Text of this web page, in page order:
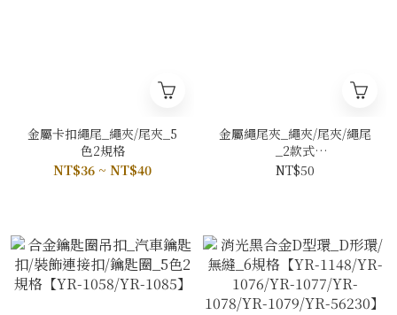
金屬卡扣繩尾_繩夾/尾夾_5
色2規格
NT$36 ~ NT$40
金屬繩尾夾_繩夾/尾夾/繩尾
_2款式
【YMC018/YMC019】
NT$50